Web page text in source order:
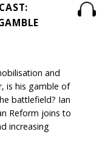
and
is his gamble of
battlefield? Ian
Reform joins to
increasing